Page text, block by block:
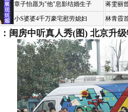
章子怡愿为"他"息影结婚生子
小S婆婆4千万豪宅慰劳媳妇
蒋雯丽
林青霞
闺房中听真人秀(图) 北京升